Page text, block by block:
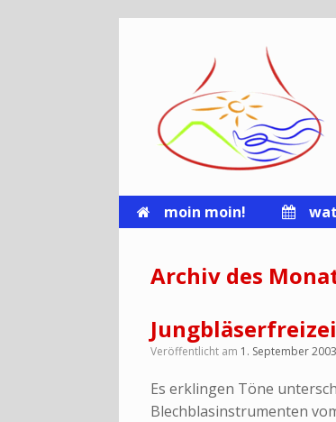
moin moin!
Archiv des
Veröffentlicht am 1. September 2003
Es erklingen Töne
Blechblasinstrumenten